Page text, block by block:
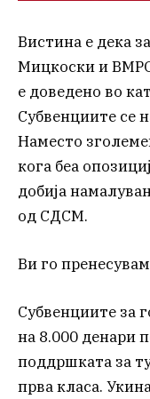
Вистина е дека
Мицкоски и
е доведено во
Субвенциите се
Наместо
кога беа
добија
од СДСМ.
Ви го
Субвенциите за
на 8.000 денари
поддршката за
прва класа.